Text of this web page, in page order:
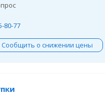
80-77
Сообщить о снижении цены